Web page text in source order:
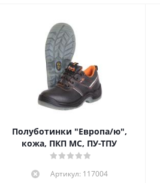
Полуботинки "Европа/ю",
кожа, ПКП МС, ПУ-ТПУ
Артикул: 117004